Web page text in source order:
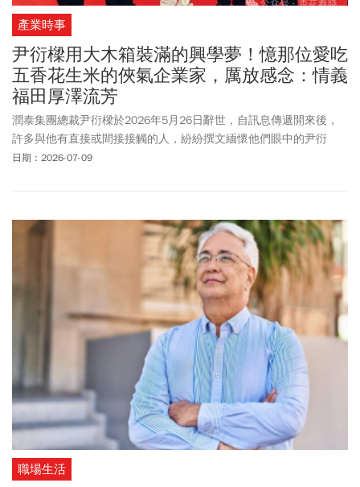
產業時事
尹衍樑用大木箱裝滿的興學夢！憶那位愛吃
五香花生米的俠氣企業家，厲放感念：情義
福田厚澤流芳
潤泰集團總裁尹衍樑於2026年5月26日辭世，自訊息傳遞開來後，
許多與他有直接或間接接觸的人，紛紛撰文緬懷他們眼中的尹衍
樑。光華管理學院創辦人厲以寧教授的女兒—厲放博士，在7月7日
周刊》轉載她於個人微信公眾號分享的文章全文：
日期：2026-07-09
職場生活